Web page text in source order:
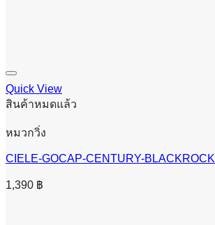
Quick View
สินค้าหมดแล้ว
หมวกวิ่ง
CIELE-GOCAP-CENTURY-BLACKROCK
1,390 ฿